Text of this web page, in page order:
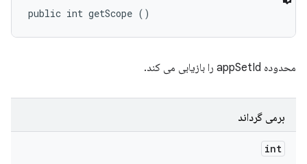
public int getScope ()
محدوده appSetId را بازیابی می کند.
برمی گرداند
int